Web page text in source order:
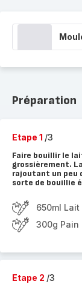
Préparation
Etape 1 /3
Faire bouillir le
grossièrement.
rajoutant un peu
sorte de bouillie
650ml Lait
300g Pain
Etape 2 /3